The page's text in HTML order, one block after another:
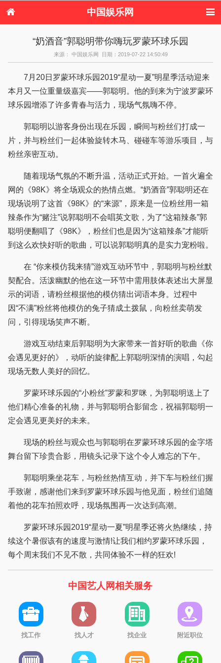
中国娱乐网
服饰
塑身 情感
健康
新娘 家庭
约会
“奶酒音”郭聪明带你嗨玩罗蒙环球乐园
来源： 中国娱乐网 日期：2019-07-22 14:50:49
7月20日罗蒙环球乐园2019“星动一夏”明星季活动迎来
本月又一位重量级嘉宾——郭聪明。他的到来为宁波罗蒙环
球乐园增添了许多青春与活力，现场气氛嗨不停。
郭聪明以游客身份出现在乐园，瞬间与粉丝们打成一
片，并与粉丝们一起体验旋转木马、碰碰车等游乐项目，与
粉丝亲密互动。
随着现场气氛的不断升温，活动正式开始。一首火遍全
网的《98K》将全场观众的热情点燃。“奶酒音”郭聪明还在
现场说明了这首《98K》的“来源”，原来是一位粉丝用一箱
辣条作为“赌注”说郭聪明不会唱英文歌，为了“这箱辣条”郭
聪明便翻唱了《98K》，粉丝们也是因为“这箱辣条”才能听
到这么欢快好听的歌曲，可以说郭聪明真的是实力宠粉啦。
在 “你来模仿我来猜”游戏互动环节中，郭聪明与粉丝默
契配合。活泼幽默的他在这一环节中需用肢体表述出大屏显
示的词语，请粉丝根据他的模仿猜出词语本身。过程中
因“不满”粉丝将他模仿的兔子猜成土拨鼠，向粉丝卖萌发
问，引得现场笑声不断。
游戏互动结束后郭聪明为大家带来一首好听的歌曲《你
会遇见更好的》，动听的旋律配上郭聪明深情的演唱，勾起
现场无数人美好的回忆。
罗蒙环球乐园的“小粉丝”罗蒙和罗咪，为郭聪明送上了
他们精心准备的礼物，并与郭聪明合影留念，祝福郭聪明一
定会遇见更美好的未来。
现场的粉丝与观众也与郭聪明在罗蒙环球乐园的金字塔
舞台留下珍贵合影，用镜头记录下这个令人难忘的下午。
郭聪明乘坐花车，与粉丝热情互动，并下车与粉丝们握
手致谢，感谢他们来到罗蒙环球乐园与他见面，粉丝们追随
着他的花车拍照欢呼，现场氛围再一次达到高潮。
罗蒙环球乐园2019“星动一夏”明星季还将火热继续，持
续这个暑假该有的速度与激情!让我们相约罗蒙环球乐园，
每个周末我们不见不散，共同体验不一样的狂欢!
中国艺人网相关服务
找工作 找人才 找企业 附近职位